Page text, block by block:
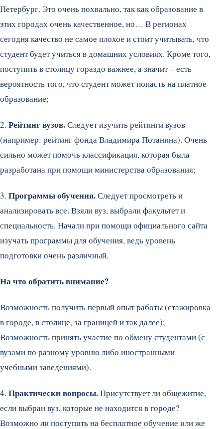
Петербург. Это очень похвально, так как образование в
этих городах очень качественное, но… В регионах
сегодня качество не самое плохое и стоит учитывать, что
студент будет учиться в домашних условиях. Кроме того,
поступить в столицу гораздо важнее, а значит – есть
вероятность того, что студент может попасть на платное
образование;
2. Рейтинг вузов.Следует изучить рейтинги вузов
(например: рейтинг фонда Владимира Потанина). Очень
сильно может помочь классификация, которая была
разработана при помощи министерства образования;
3. Программы обучения.Следует просмотреть и
анализировать все. Взяли вуз, выбрали факультет и
специальность. Начали при помощи официального сайта
изучать программы для обучения, ведь уровень
подготовки очень различный.
На что обратить внимание?
Возможность получить первый опыт работы (стажировка
в городе, в столице, за границей и так далее);
Возможность принять участие по обмену студентами (с
вузами по разному уровню либо иностранными
учебными заведениями).
4. Практически вопросы.Присутствует ли общежитие,
если выбран вуз, которые не находится в городе?
Возможно ли поступить на бесплатное обучение или же